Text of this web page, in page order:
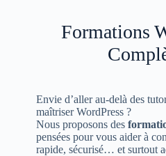
Formations
Envie d’aller au-delà des
maîtriser WordPress ?
Nous proposons des
pensées pour vous aider à
rapide, sécurisé… et surtout